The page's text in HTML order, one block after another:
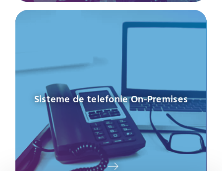
Sisteme de telefonie On-Premises